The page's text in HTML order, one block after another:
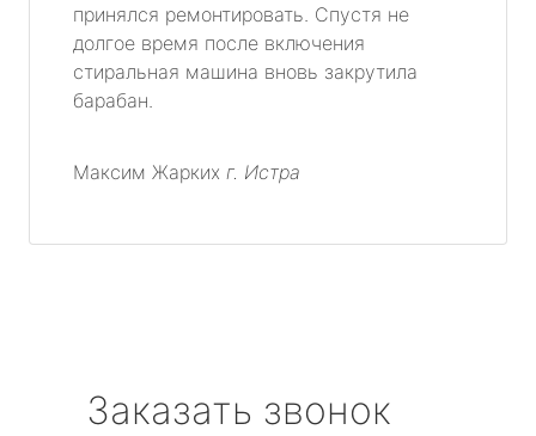
принялся ремонтировать. Спустя не
долгое время после включения
стиральная машина вновь закрутила
барабан.
Максим Жарких г. Истра
Заказать звонок